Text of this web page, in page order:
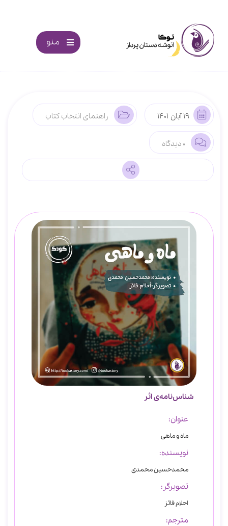
منو
19 آبان 1401 راهنمای انتخاب کتاب
0 دیدگاه
شناس‌نامه‌ی اثر
عنوان:
ماه و ماهی
نویسنده:
محمدحسین محمدی
تصویرگر:
احلام فائز
مترجم: